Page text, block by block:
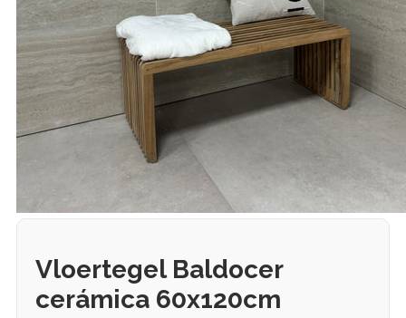
Vloertegel Baldocer
cerámica 60x120cm